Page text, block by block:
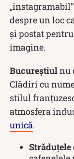
despre un loc
și postat
imagine.
Bucureștiulnu
Clădiri cu
stilul
atmosfera
unică.